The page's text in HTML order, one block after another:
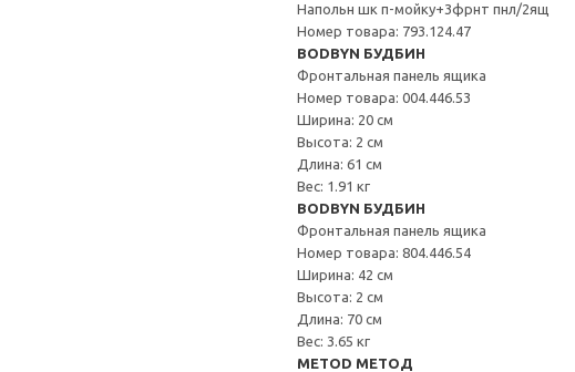
Напольн шк п-мойку+3фрнт пнл/2ящ
Номер товара: 793.124.47
BODBYN БУДБИН
Фронтальная панель ящика
Номер товара: 004.446.53
Ширина: 20 см
Высота: 2 см
Длина: 61 см
Вес: 1.91 кг
BODBYN БУДБИН
Фронтальная панель ящика
Номер товара: 804.446.54
Ширина: 42 см
Высота: 2 см
Длина: 70 см
Вес: 3.65 кг
METOD МЕТОД